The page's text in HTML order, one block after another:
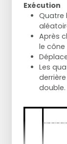
Exécution
Quatre
Après
le cône
Les
double.